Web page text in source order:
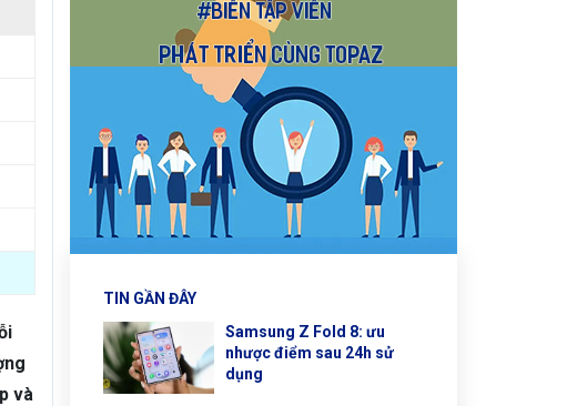
và
TIN GẦN ĐÂY
Samsung Z Fold 8: ưu
nhược điểm sau 24h sử
dụng